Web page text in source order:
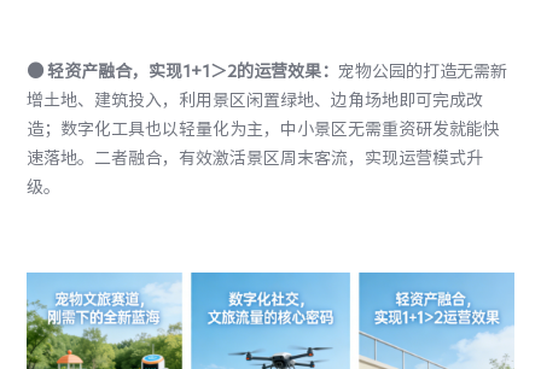
● 轻资产融合，实现1+1＞2的运营效果： 宠物公园的打造无需新
增土地、建筑投入，利用景区闲置绿地、边角场地即可完成改
造；数字化工具也以轻量化为主，中小景区无需重资研发就能快
速落地。二者融合，有效激活景区周末客流，实现运营模式升
级。